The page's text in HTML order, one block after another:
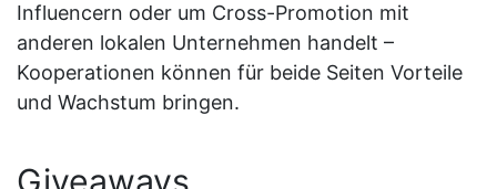
Influencern oder um Cross-Promotion mit
anderen lokalen Unternehmen handelt –
Kooperationen können für beide Seiten Vorteile
und Wachstum bringen.